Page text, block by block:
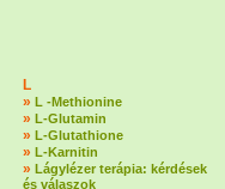
L
» L -Methionine
» L-Glutamin
» L-Glutathione
» L-Karnitin
» Lágylézer terápia: kérdések
és válaszok